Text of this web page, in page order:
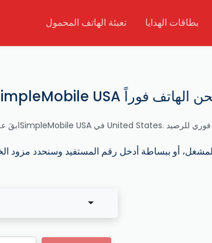
تعبئة الهاتف المحمول بطاقات الهدايا